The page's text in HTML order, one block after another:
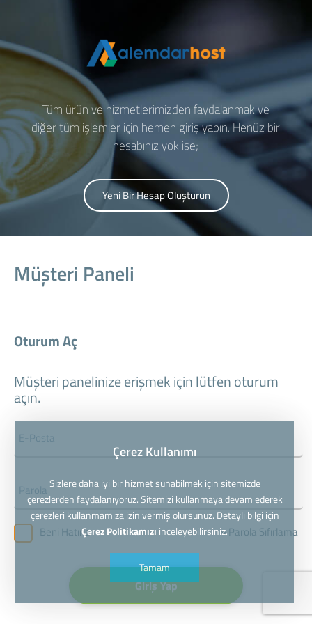
Tüm ürün ve hizmetlerimizden faydalanmak ve
diğer tüm işlemler için hemen giriş yapın. Henüz bir
hesabınız yok ise;
Yeni Bir Hesap Oluşturun
Müşteri Paneli
Oturum Aç
Müşteri panelinize erişmek için lütfen oturum
açın.
Beni Hatırla » Parola Sıfırlama
Giriş Yap
Çerez Kullanımı
Sizlere daha iyi bir hizmet sunabilmek için sitemizde
çerezlerden faydalanıyoruz. Sitemizi kullanmaya devam ederek
çerezleri kullanmamıza izin vermiş olursunuz. Detaylı bilgi için
Çerez Politikamızı inceleyebilirsiniz.
Tamam